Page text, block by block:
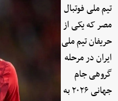
تیم ملی فوتبال
مصر که یکی از
حریفان تیم ملی
ایران در مرحله
گروهی جام
جهانی ۲۰۲۶ به